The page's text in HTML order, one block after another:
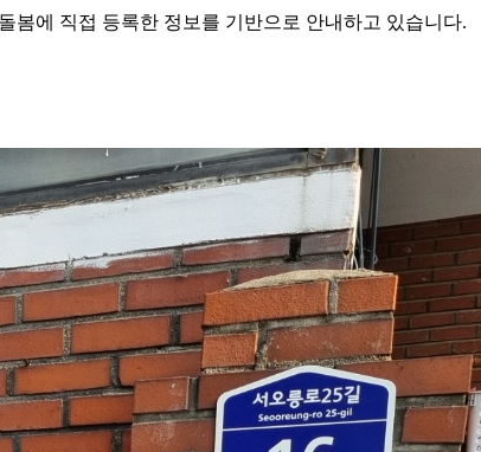
봄에 직접 등록한 정보를 기반으로 안내하고 있습니다.